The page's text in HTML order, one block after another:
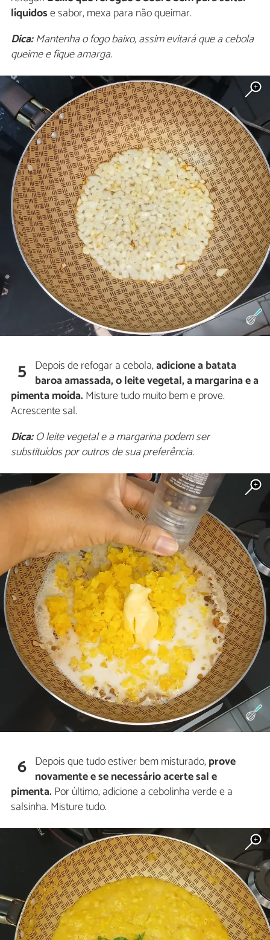
líquidose sabor, mexa para não queimar.
Dica:Mantenha o fogo baixo, assim evitará que a cebola
queime e fique amarga.
5 Depois de refogar a cebola,adicione a batata
baroa amassada, o leite vegetal, a margarina e a
pimenta moída.Misture tudo muito bem e prove.
Acrescente sal.
Dica:O leite vegetal e a margarina podem ser
substituídos por outros de sua preferência.
6 Depois que tudo estiver bem misturado,prove
novamente e se necessário acerte sal e
pimenta.Por último, adicione a cebolinha verde e a
salsinha. Misture tudo.